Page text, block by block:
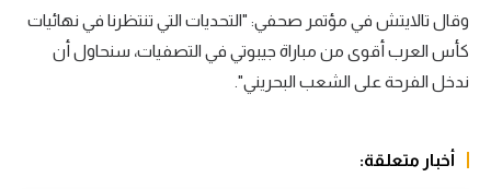
منتخب مصر
سعودي في الجول
وقال تالايتش في مؤتمر صحفي: "التحديات التي تنتظرنا في نهائيات
كأس العرب أقوى من مباراة جيبوتي في التصفيات، سنحاول أن
ندخل الفرحة على الشعب البحريني".
أخبار متعلقة: